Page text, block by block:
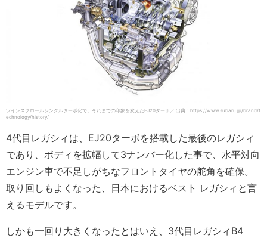
ツインスクロールシングルターボ化で、それまでの印象を変えたEJ20ターボ／ 出典：https://www.subaru.jp/brand/t
echnology/history/
4代目レガシィは、EJ20ターボを搭載した最後のレガシィ
であり、ボディを拡幅して3ナンバー化した事で、水平対向
エンジン車で不足しがちなフロントタイヤの舵角を確保。
取り回しもよくなった、日本におけるベスト レガシィと言
えるモデルです。
しかも一回り大きくなったとはいえ、3代目レガシィB4